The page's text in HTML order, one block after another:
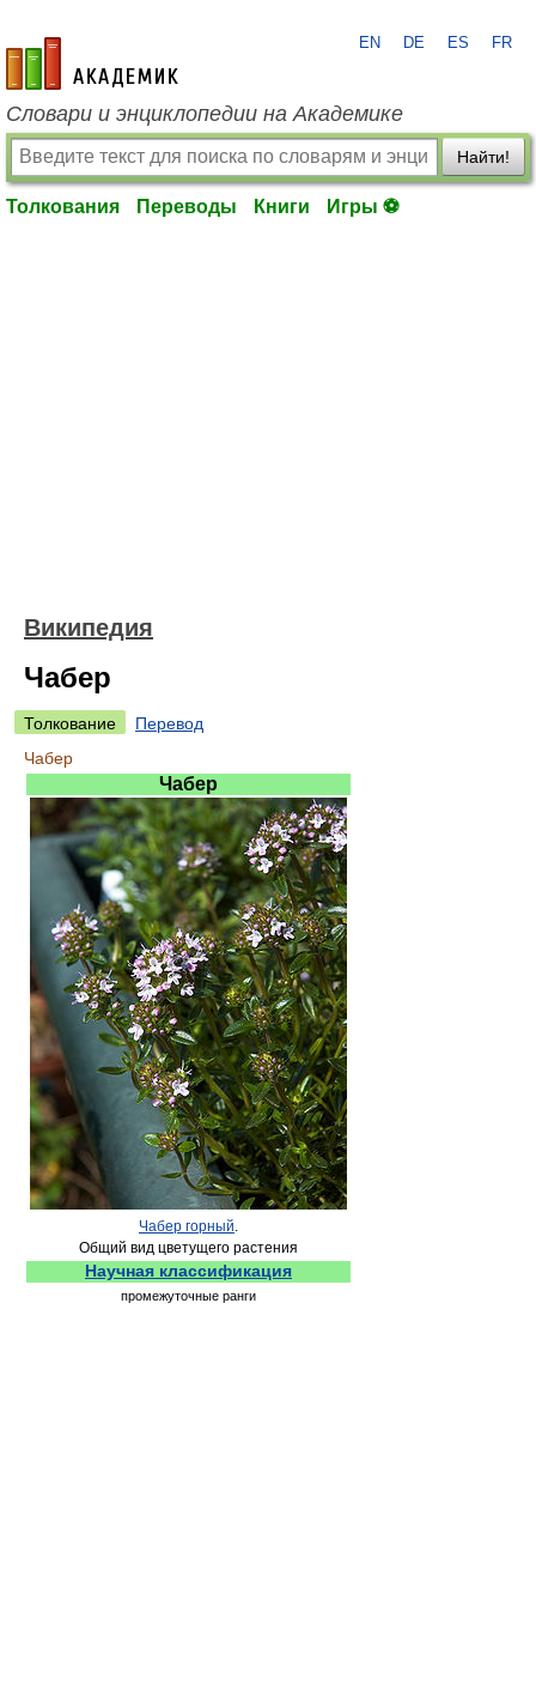
academic.ru
EN DE ES FR
Словари и энциклопедии на Академике
Найти!
Толкования Переводы Книги Игры ⚽
Википедия
Чабер
Толкование
Перевод
Чабер
Чабер
Чабер горный.
Общий вид цветущего растения
Научная классификация
промежуточные ранги